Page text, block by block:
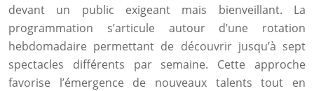
devant un public exigeant mais bienveillant. La
programmation s’articule autour d’une rotation
hebdomadaire permettant de découvrir jusqu’à sept
spectacles différents par semaine. Cette approche
favorise l’émergence de nouveaux talents tout en